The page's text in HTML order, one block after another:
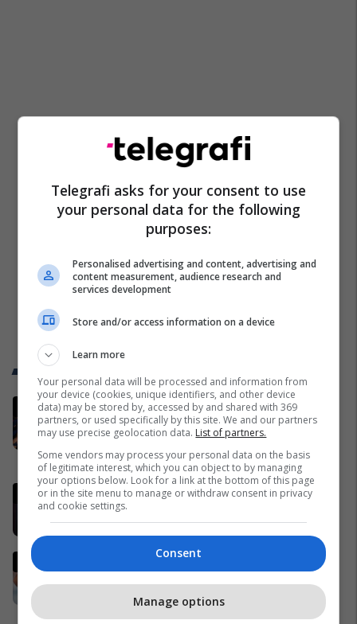
Trend Telegrafi
Super talenti i Barcelonës pranë
largimit, “fajtori” është Lamine
Ndërkombëtare
Lirohet nafta, MINTI publikon
çmimet e derivateve
Rodri i mbyll derën, Barcelona
diamant të akademisë
Ndërkombëtare
Telegrafi asks for your consent to use
your personal data for the following
purposes:
Personalised advertising and content, advertising and
content measurement, audience research and
services development
Store and/or access information on a device
Learn more
Your personal data will be processed and information from
your device (cookies, unique identifiers, and other device
data) may be stored by, accessed by and shared with 369
partners, or used specifically by this site. We and our partners
may use precise geolocation data. List of partners.
Some vendors may process your personal data on the basis
of legitimate interest, which you can object to by managing
your options below. Look for a link at the bottom of this page
or in the site menu to manage or withdraw consent in privacy
and cookie settings.
Consent
Manage options